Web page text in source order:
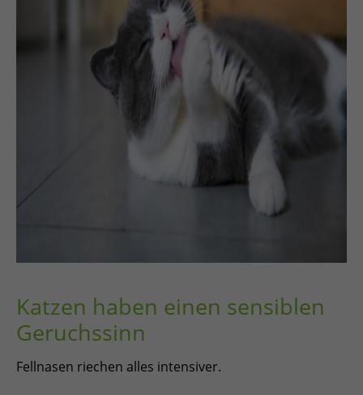
Katzen haben einen sensiblen
Geruchssinn
Fellnasen riechen alles intensiver.